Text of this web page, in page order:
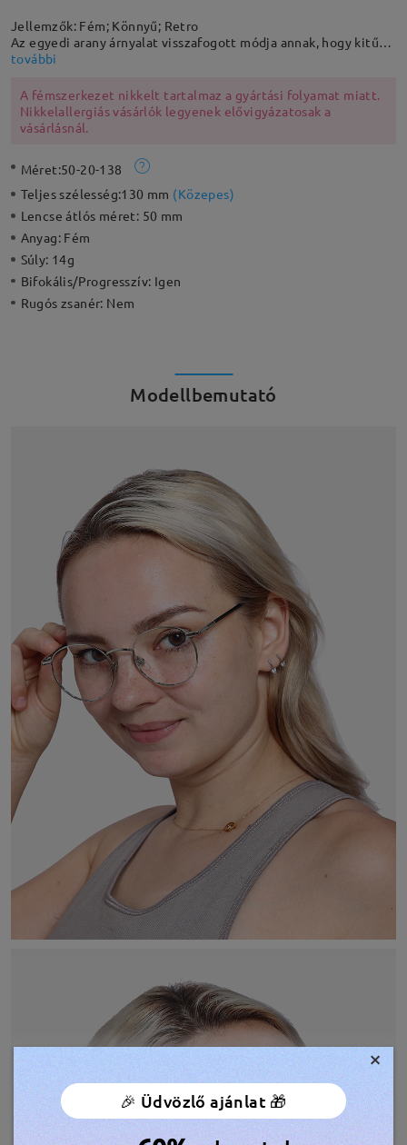
Jellemzők: Fém; Könnyű; Retro
Az egyedi arany árnyalat visszafogott módja annak, hogy kitűnj
a tömegből. Tűnj fel ezzel a retro stílusú, kerek fémkerettel,
gumírozott orrtámaszok extra kényelmet nyújtanak.
további
A fémszerkezet nikkelt tartalmaz a gyártási folyamat miatt.
Nikkelallergiás vásárlók legyenek elővigyázatosak a
vásárlásnál.
Méret:50-20-138
Teljes szélesség:130 mm (Közepes)
Lencse átlós méret: 50 mm
Anyag: Fém
Súly: 14g
Bifokális/Progresszív: Igen
Rugós zsanér: Nem
Modellbemutató
TOVÁBBIAK MEGJELENÍTÉSE
×
🎉 Üdvözlő ajánlat 🎁